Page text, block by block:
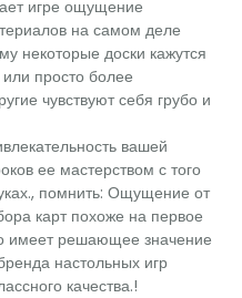
игре ощущение
на самом деле
некоторые доски кажутся
просто более
чувствуют себя грубо и
вашей
ее мастерством с того
помнить: Ощущение от
карт похоже на первое
имеет решающее значение
настольных игр
качества.!